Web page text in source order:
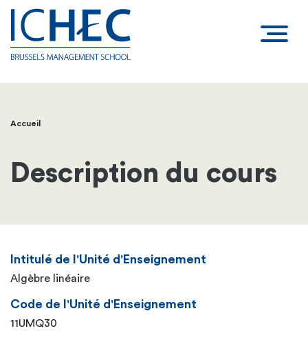
Fil
d'Ariane
Accueil
Description du cours
Intitulé de l'Unité d'Enseignement
Algèbre linéaire
Code de l'Unité d'Enseignement
11UMQ30